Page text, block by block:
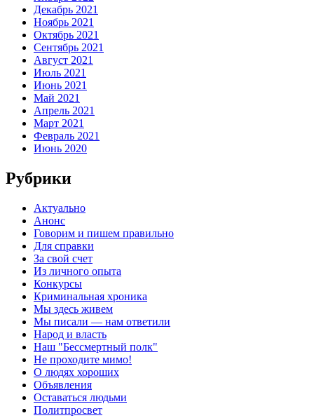
Декабрь 2021
Ноябрь 2021
Октябрь 2021
Сентябрь 2021
Август 2021
Июль 2021
Июнь 2021
Май 2021
Апрель 2021
Март 2021
Февраль 2021
Июнь 2020
Рубрики
Актуально
Анонс
Говорим и пишем правильно
Для справки
За свой счет
Из личного опыта
Конкурсы
Криминальная хроника
Мы здесь живем
Мы писали — нам ответили
Народ и власть
Наш "Бессмертный полк"
Не проходите мимо!
О людях хороших
Объявления
Оставаться людьми
Политпросвет